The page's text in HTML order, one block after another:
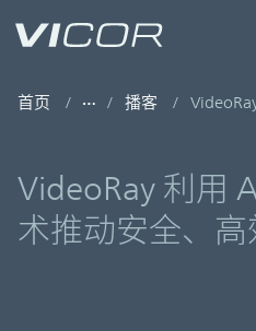
首页 播客
VideoRay 利用
术推动安全、